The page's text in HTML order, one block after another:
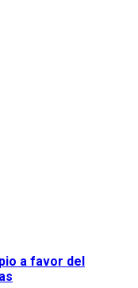
a favor del